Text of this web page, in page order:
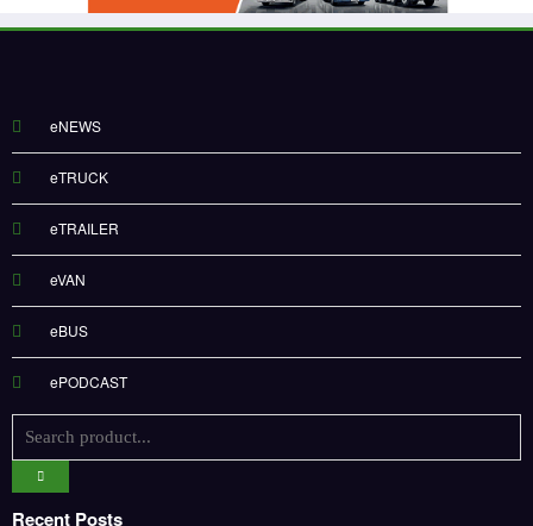
eNEWS
eTRUCK
eTRAILER
eVAN
eBUS
ePODCAST
Recent Posts